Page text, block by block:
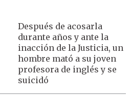
Después de acosarla
durante años y ante la
inacción de la Justicia, un
hombre mató a su joven
profesora de inglés y se
suicidó